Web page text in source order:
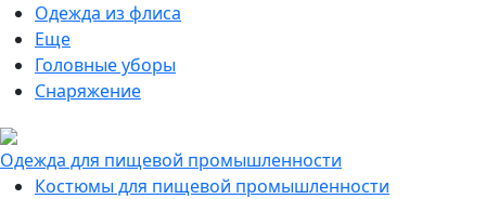
Одежда из флиса
Еще
Головные уборы
Снаряжение
Одежда для пищевой промышленности
Костюмы для пищевой промышленности